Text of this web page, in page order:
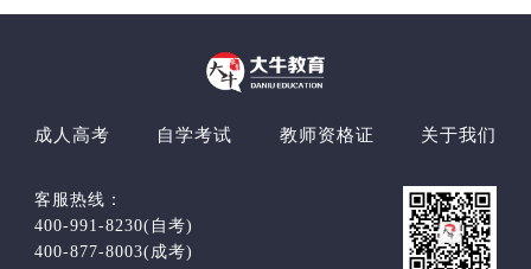
成人高考 自学考试 教师资格证 关于我们
客服热线：
400-991-8230(自考)
400-877-8003(成考)